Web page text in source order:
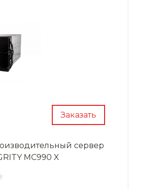
Заказать
сервер
MC990 X